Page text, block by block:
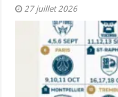
27 juillet 2026